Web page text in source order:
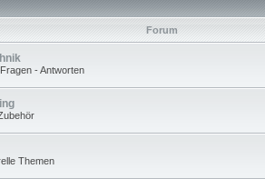
Forum
- Antworten
Themen